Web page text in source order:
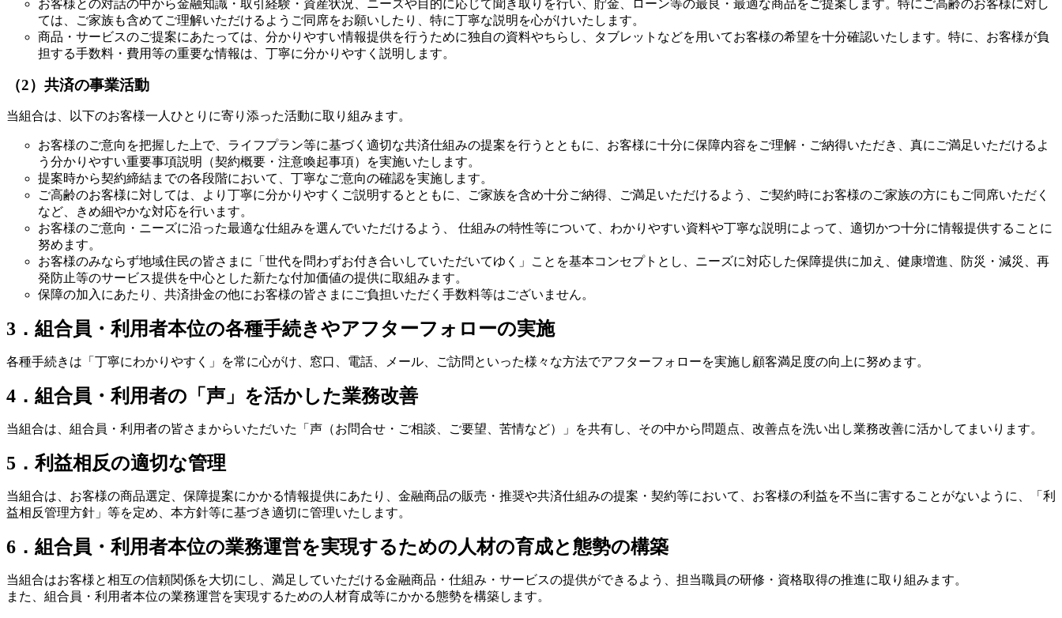
お客様との対話の中から金融知識・取引経験・資産状況、ニーズや目的に応じて聞き取りを行い、貯金、ローン等の最良・最適な商品をご提案します。特にご高齢のお客様に対し
ては、ご家族も含めてご理解いただけるようご同席をお願いしたり、特に丁寧な説明を心がけいたします。
商品・サービスのご提案にあたっては、分かりやすい情報提供を行うために独自の資料やちらし、タブレットなどを用いてお客様の希望を十分確認いたします。特に、お客様が負
担する手数料・費用等の重要な情報は、丁寧に分かりやすく説明します。
（2）共済の事業活動
当組合は、以下のお客様一人ひとりに寄り添った活動に取り組みます。
お客様のご意向を把握した上で、ライフプラン等に基づく適切な共済仕組みの提案を行うとともに、お客様に十分に保障内容をご理解・ご納得いただき、真にご満足いただけるよ
う分かりやすい重要事項説明（契約概要・注意喚起事項）を実施いたします。
提案時から契約締結までの各段階において、丁寧なご意向の確認を実施します。
ご高齢のお客様に対しては、より丁寧に分かりやすくご説明するとともに、ご家族を含め十分ご納得、ご満足いただけるよう、ご契約時にお客様のご家族の方にもご同席いただく
など、きめ細やかな対応を行います。
お客様のご意向・ニーズに沿った最適な仕組みを選んでいただけるよう、 仕組みの特性等について、わかりやすい資料や丁寧な説明によって、適切かつ十分に情報提供することに
努めます。
お客様のみならず地域住民の皆さまに「世代を問わずお付き合いしていただいてゆく」ことを基本コンセプトとし、ニーズに対応した保障提供に加え、健康増進、防災・減災、再
発防止等のサービス提供を中心とした新たな付加価値の提供に取組みます。
保障の加入にあたり、共済掛金の他にお客様の皆さまにご負担いただく手数料等はございません。
3．組合員・利用者本位の各種手続きやアフターフォローの実施
各種手続きは「丁寧にわかりやすく」を常に心がけ、窓口、電話、メール、ご訪問といった様々な方法でアフターフォローを実施し顧客満足度の向上に努めます。
4．組合員・利用者の「声」を活かした業務改善
当組合は、組合員・利用者の皆さまからいただいた「声（お問合せ・ご相談、ご要望、苦情など）」を共有し、その中から問題点、改善点を洗い出し業務改善に活かしてまいります。
5．利益相反の適切な管理
当組合は、お客様の商品選定、保障提案にかかる情報提供にあたり、金融商品の販売・推奨や共済仕組みの提案・契約等において、お客様の利益を不当に害することがないように、「利
益相反管理方針」等を定め、本方針等に基づき適切に管理いたします。
6．組合員・利用者本位の業務運営を実現するための人材の育成と態勢の構築
当組合はお客様と相互の信頼関係を大切にし、満足していただける金融商品・仕組み・サービスの提供ができるよう、担当職員の研修・資格取得の推進に取り組みます。
また、組合員・利用者本位の業務運営を実現するための人材育成等にかかる態勢を構築します。